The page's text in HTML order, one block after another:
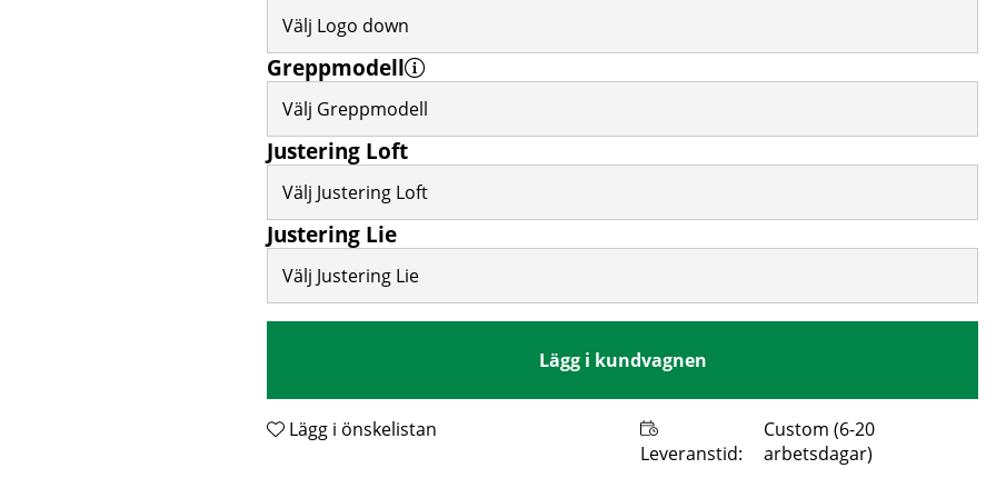
Välj Logo down
Greppmodell
Välj Greppmodell
Justering Loft
Välj Justering Loft
Justering Lie
Välj Justering Lie
Lägg i kundvagnen
Lägg i önskelistan
Leveranstid:
Custom (6-20
arbetsdagar)